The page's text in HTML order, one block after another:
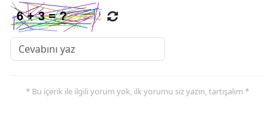
* Bu içerik ile ilgili yorum yok, ilk yorumu siz yazın, tartışalım *